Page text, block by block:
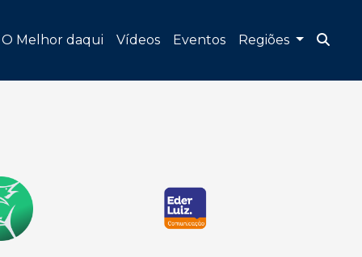
O Melhor daqui Vídeos Eventos Regiões